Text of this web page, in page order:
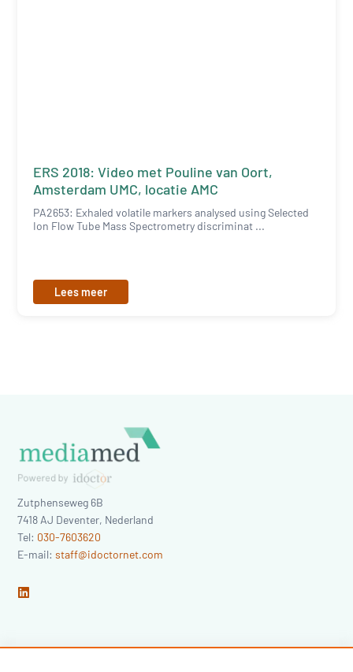
ERS 2018: Video met Pouline van Oort,
Amsterdam UMC, locatie AMC
PA2653: Exhaled volatile markers analysed using Selected
Ion Flow Tube Mass Spectrometry discriminat ...
Lees meer
Zutphenseweg 6B
7418 AJ Deventer, Nederland
Tel: 030-7603620
E-mail:staff@idoctornet.com